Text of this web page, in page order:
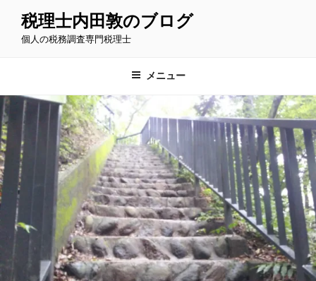
ス
キ
ッ
プ
税理士内田敦のブログ
個人の税務調査専門税理士
メニュー